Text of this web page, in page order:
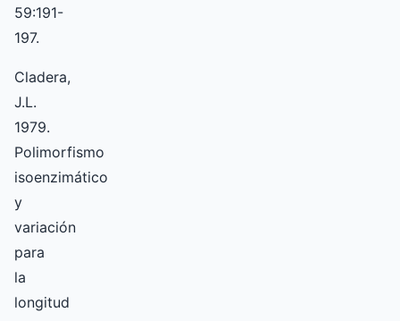
59:191-
197.
Cladera,
J.L.
1979.
Polimorfismo
isoenzimático
y
variación
para
la
longitud